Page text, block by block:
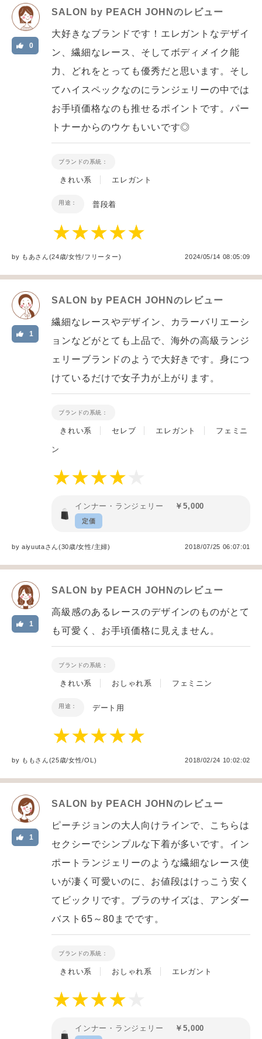
SALON by PEACH JOHNのレビュー
0
大好きなブランドです！エレガントなデザイ
ン、繊細なレース、そしてボディメイク能
力、どれをとっても優秀だと思います。そし
てハイスペックなのにランジェリーの中では
お手頃価格なのも推せるポイントです。パー
トナーからのウケもいいです◎
ブランドの系統：
きれい系 エレガント
用途： 普段着
by もあさん(24歳/女性/フリーター) 2024/05/14 08:05:09
SALON by PEACH JOHNのレビュー
1
繊細なレースやデザイン、カラーバリエーシ
ョンなどがとても上品で、海外の高級ランジ
ェリーブランドのようで大好きです。身につ
けているだけで女子力が上がります。
ブランドの系統：
きれい系 セレブ エレガント フェミニ
ン
インナー・ランジェリー ￥5,000
定価
byaiyuutaさん(30歳/女性/主婦) 2018/07/25 06:07:01
SALON by PEACH JOHNのレビュー
1
高級感のあるレースのデザインのものがとて
も可愛く、お手頃価格に見えません。
ブランドの系統：
きれい系 おしゃれ系 フェミニン
用途： デート用
by ももさん(25歳/女性/OL ) 2018/02/24 10:02:02
SALON by PEACH JOHNのレビュー
1
ピーチジョンの大人向けラインで、こちらは
セクシーでシンプルな下着が多いです。イン
ポートランジェリーのような繊細なレース使
いが凄く可愛いのに、お値段はけっこう安く
てビックリです。ブラのサイズは、アンダー
バスト65～80までです。
ブランドの系統：
きれい系 おしゃれ系 エレガント
インナー・ランジェリー ￥5,000